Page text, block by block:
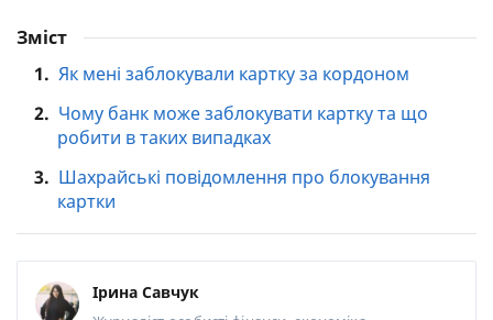
Зміст
1. Як мені заблокували картку за кордоном
2. Чому банк може заблокувати картку та що
робити в таких випадках
3. Шахрайські повідомлення про блокування
картки
Ірина Савчук